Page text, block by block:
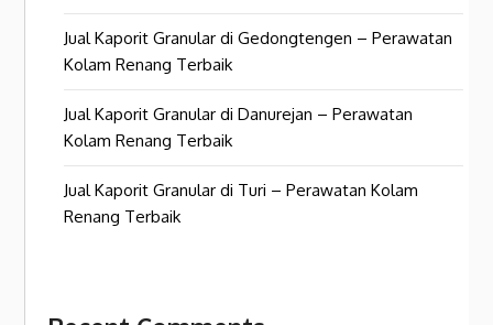
Jual Kaporit Granular di Gedongtengen – Perawatan
Kolam Renang Terbaik
Jual Kaporit Granular di Danurejan – Perawatan
Kolam Renang Terbaik
Jual Kaporit Granular di Turi – Perawatan Kolam
Renang Terbaik